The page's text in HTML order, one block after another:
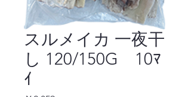
スルメイカ 一夜干
し 120/150G 10ﾏ
ｲ